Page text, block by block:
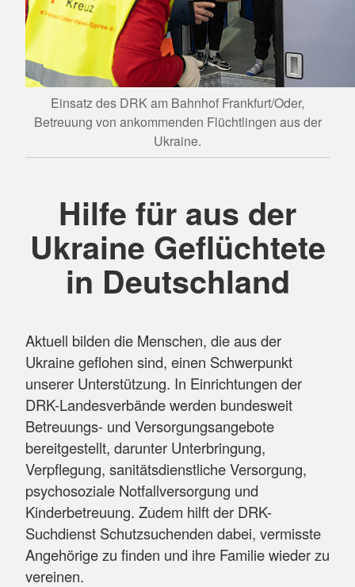
Einsatz des DRK am Bahnhof Frankfurt/Oder,
Betreuung von ankommenden Flüchtlingen aus der
Ukraine.
Hilfe für aus der
Ukraine Geflüchtete
in Deutschland
Aktuell bilden die Menschen, die aus der
Ukraine geflohen sind, einen Schwerpunkt
unserer Unterstützung. In Einrichtungen der
DRK-Landesverbände werden bundesweit
Betreuungs- und Versorgungsangebote
bereitgestellt, darunter Unterbringung,
Verpflegung, sanitätsdienstliche Versorgung,
psychosoziale Notfallversorgung und
Kinderbetreuung. Zudem hilft der DRK-
Suchdienst Schutzsuchenden dabei, vermisste
Angehörige zu finden und ihre Familie wieder zu
vereinen.